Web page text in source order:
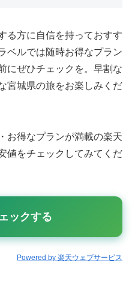
る方に自信を持っておすす
ベルでは随時お得なプラン
にぜひチェックを。早割な
宮城県の旅をお楽しみくだ
お得なプランが満載の楽天
値をチェックしてみてくだ
ックする
Powered by 楽天ウェブサービス